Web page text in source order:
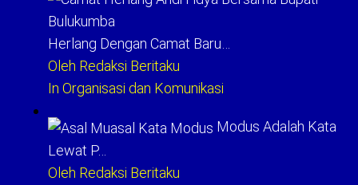
Herlang Dengan Camat Baru…
Oleh Redaksi Beritaku
In Organisasi dan Komunikasi
Modus Adalah Kata
Lewat P…
Oleh Redaksi Beritaku